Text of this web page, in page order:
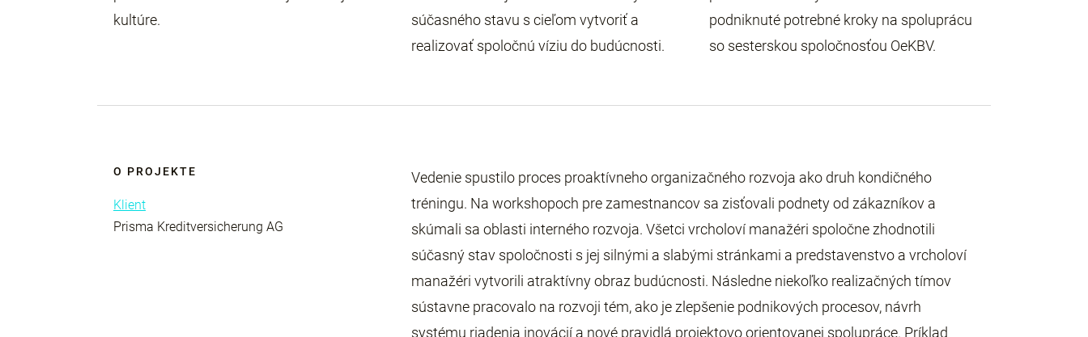
kultúre.
súčasného stavu s cieľom vytvoriť a
realizovať spoločnú víziu do budúcnosti.
podniknuté potrebné kroky na spoluprácu
so sesterskou spoločnosťou OeKBV.
O PROJEKTE
Klient
Prisma Kreditversicherung AG
Vedenie spustilo proces proaktívneho organizačného rozvoja ako druh kondičného
tréningu. Na workshopoch pre zamestnancov sa zisťovali podnety od zákazníkov a
skúmali sa oblasti interného rozvoja. Všetci vrcholoví manažéri spoločne zhodnotili
súčasný stav spoločnosti s jej silnými a slabými stránkami a predstavenstvo a vrcholoví
manažéri vytvorili atraktívny obraz budúcnosti. Následne niekoľko realizačných tímov
sústavne pracovalo na rozvoji tém, ako je zlepšenie podnikových procesov, návrh
systému riadenia inovácií a nové pravidlá projektovo orientovanej spolupráce. Príklad